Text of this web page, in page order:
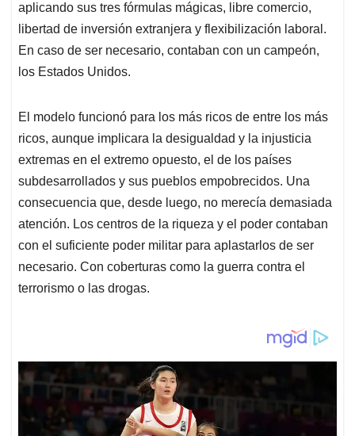
aplicando sus tres fórmulas mágicas, libre comercio,
libertad de inversión extranjera y flexibilización laboral.
En caso de ser necesario, contaban con un campeón,
los Estados Unidos.
El modelo funcionó para los más ricos de entre los más
ricos, aunque implicara la desigualdad y la injusticia
extremas en el extremo opuesto, el de los países
subdesarrollados y sus pueblos empobrecidos. Una
consecuencia que, desde luego, no merecía demasiada
atención. Los centros de la riqueza y el poder contaban
con el suficiente poder militar para aplastarlos de ser
necesario. Con coberturas como la guerra contra el
terrorismo o las drogas.